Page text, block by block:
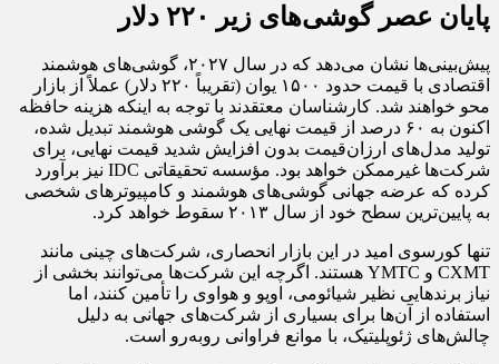
پایان عصر گوشی‌های زیر ۲۲۰ دلار
پیش‌بینی‌ها نشان می‌دهد که در سال ۲۰۲۷، گوشی‌های هوشمند
اقتصادی با قیمت حدود ۱۵۰۰ یوان (تقریباً ۲۲۰ دلار) عملاً از بازار
محو خواهند شد. کارشناسان معتقدند با توجه به اینکه هزینه حافظه
اکنون به ۶۰ درصد از قیمت نهایی یک گوشی هوشمند تبدیل شده،
تولید مدل‌های ارزان‌قیمت بدون افزایش شدید قیمت نهایی، برای
شرکت‌ها غیرممکن خواهد بود. مؤسسه تحقیقاتی IDC نیز برآورد
کرده که عرضه جهانی گوشی‌های هوشمند و کامپیوترهای شخصی
به پایین‌ترین سطح خود از سال ۲۰۱۳ سقوط خواهد کرد.
تنها کورسوی امید در این بازار انحصاری، شرکت‌های چینی مانند
CXMT و YMTC هستند. اگرچه این شرکت‌ها می‌توانند بخشی از
نیاز برندهایی نظیر شیائومی، اوپو و هواوی را تأمین کنند، اما
استفاده از آن‌ها برای بسیاری از شرکت‌های جهانی به دلیل
چالش‌های ژئوپلیتیک، با موانع فراوانی روبه‌رو است.